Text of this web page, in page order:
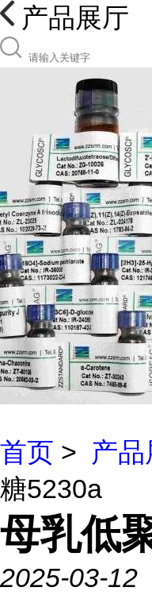
产品展厅
首页 > 产
糖5230a
母乳低
2025-03-12